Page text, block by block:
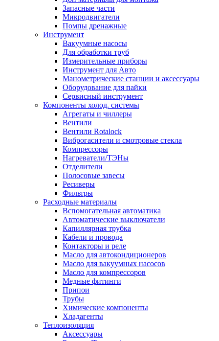
Запасные части
Микродвигатели
Помпы дренажные
Инструмент
Вакуумные насосы
Для обработки труб
Измерительные приборы
Инструмент для Авто
Манометрические станции и аксессуары
Оборудование для пайки
Сервисный инструмент
Компоненты холод. системы
Агрегаты и чиллеры
Вентили
Вентили Rotalock
Виброгасители и смотровые стекла
Компрессоры
Нагреватели/ТЭНы
Отделители
Полосовые завесы
Ресиверы
Фильтры
Расходные материалы
Вспомогательная автоматика
Автоматические выключатели
Капиллярная трубка
Кабели и провода
Контакторы и реле
Масло для автокондиционеров
Масло для вакуумных насосов
Масло для компрессоров
Медные фитинги
Припои
Трубы
Химические компоненты
Хладагенты
Теплоизоляция
Аксессуары